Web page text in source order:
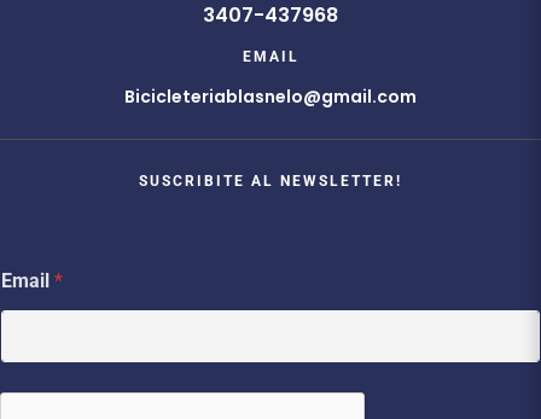
3407-437968
EMAIL
Bicicleteriablasnelo@gmail.com
SUSCRIBITE AL NEWSLETTER!
m
a
l
m
Email *